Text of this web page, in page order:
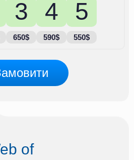
3
650$
4
590$
5
550$
of